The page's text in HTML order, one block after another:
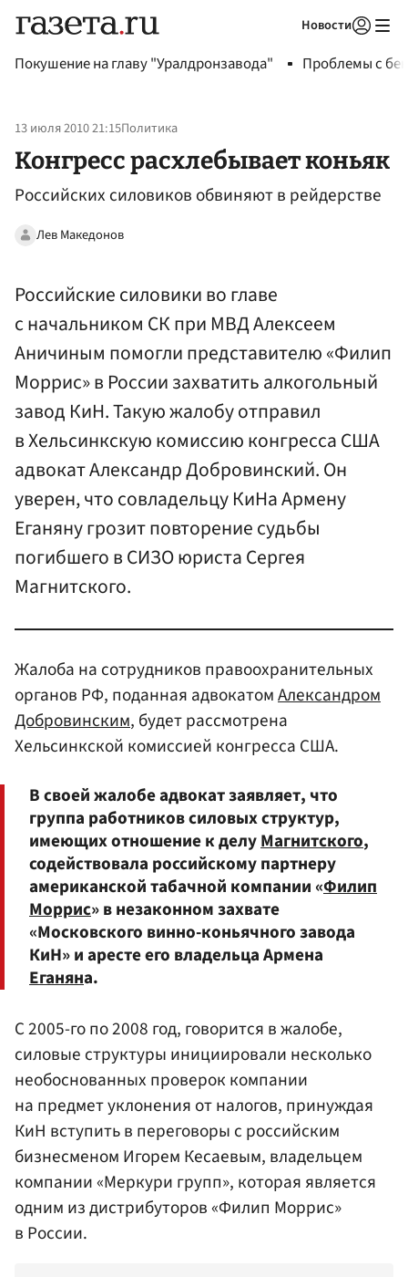
Новости
Покушение на главу "Уралдронзавода" Проблемы с
13 июля 2010 21:15Политика
Конгресс расхлебывает коньяк
Российских силовиков обвиняют в рейдерстве
Лев Македонов
Российские силовики во главе
с начальником СК при МВД Алексеем
Аничиным помогли представителю «Филип
Моррис» в России захватить алкогольный
завод КиН. Такую жалобу отправил
в Хельсинкскую комиссию конгресса США
адвокат Александр Добровинский. Он
уверен, что совладельцу КиНа Армену
Еганяну грозит повторение судьбы
погибшего в СИЗО юриста Сергея
Магнитского.
Жалоба на сотрудников правоохранительных
органов РФ, поданная адвокатомАлександром
Добровинским, будет рассмотрена
Хельсинкской комиссией конгресса США.
В своей жалобе адвокат заявляет, что
группа работников силовых структур,
имеющих отношение к делуМагнитского,
содействовала российскому партнеру
американской табачной компании «Филип
Моррис» в незаконном захвате
«Московского винно-коньячного завода
КиН» и аресте его владельца Армена
Еганяна.
С 2005-го по 2008 год, говорится в жалобе,
силовые структуры инициировали несколько
необоснованных проверок компании
на предмет уклонения от налогов, принуждая
КиН вступить в переговоры с российским
бизнесменом Игорем Кесаевым, владельцем
компании «Меркури групп», которая является
одним из дистрибуторов «Филип Моррис»
в России.